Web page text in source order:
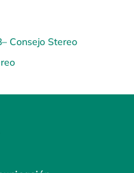
Consejo Stereo